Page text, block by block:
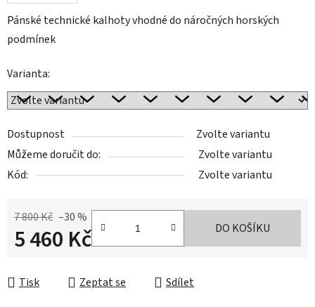
Pánské technické kalhoty vhodné do náročných horských
podmínek
Varianta:
Dostupnost
Zvolte variantu
Můžeme doručit do:
Zvolte variantu
Kód:
Zvolte variantu
7 800 Kč –30 %
5 460 Kč DO KOŠÍKU
Tisk Zeptat se Sdílet